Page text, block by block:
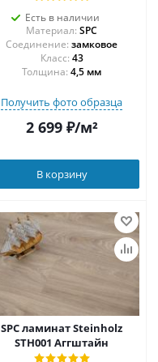
Есть в наличии
Материал: SPC
Соединение: замковое
43
Толщина: 4,5 мм
Получить фото образца
2 699₽/м²
В корзину
SPC ламинат Steinholz
STH001 Аггштайн